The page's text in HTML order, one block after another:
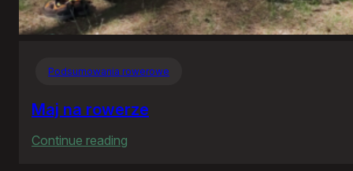
Podsumowania rowerowe
Maj na rowerze
Continue reading